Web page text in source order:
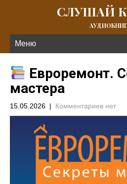
СЛУШАЙ
Меню
Евроремонт.
мастера
15.05.2026 | Комментариев нет